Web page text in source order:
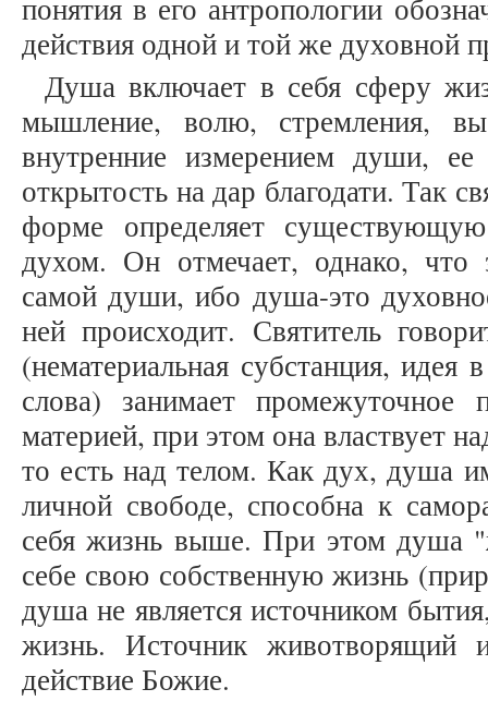
понятия в его антропологии
действия одной и той же духовной
Душа включает в себя сферу
мышление, волю, стремления,
внутренние измерением души,
открытость на дар благодати. Так
форме определяет
духом. Он отмечает, однако, что
самой души, ибо душа-это
ней происходит. Святитель
(нематериальная субстанция, идея
слова) занимает
материей, при этом она властвует
то есть над телом. Как дух, душа
личной свободе, способна к
себя жизнь выше. При этом душа
себе свою собственную жизнь
душа не является источником
жизнь. Источник животворящий
действие Божие.